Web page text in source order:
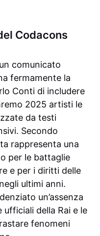
Codacons
comunicato
fermamente la
Conti di includere
2025 artisti le
da testi
Secondo
rappresenta una
per le battaglie
e per i diritti delle
ultimi anni.
un’assenza
della Rai e le
fenomeni